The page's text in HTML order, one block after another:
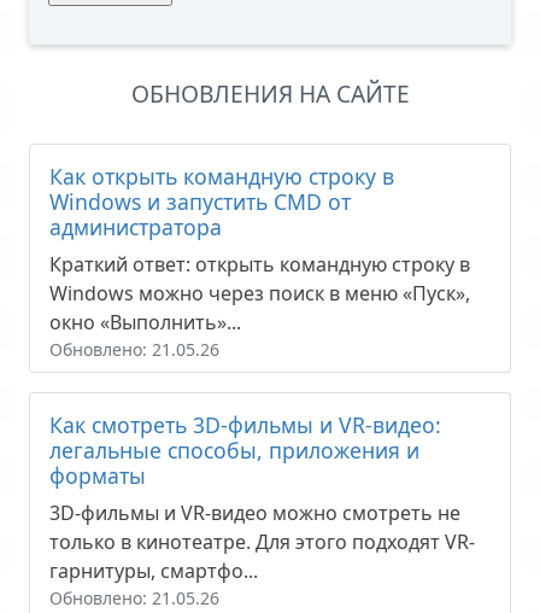
ОБНОВЛЕНИЯ НА САЙТЕ
Как открыть командную строку в
Windows и запустить CMD от
администратора
Краткий ответ: открыть командную строку в
Windows можно через поиск в меню «Пуск»,
окно «Выполнить»...
Обновлено: 21.05.26
Как смотреть 3D-фильмы и VR-видео:
легальные способы, приложения и
форматы
3D-фильмы и VR-видео можно смотреть не
только в кинотеатре. Для этого подходят VR-
гарнитуры, смартфо...
Обновлено: 21.05.26